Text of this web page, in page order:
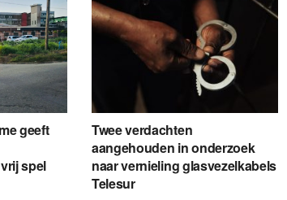
geeft
spel
Twee verdachten
aangehouden in onderzoek
naar vernieling glasvezelkabels
Telesur